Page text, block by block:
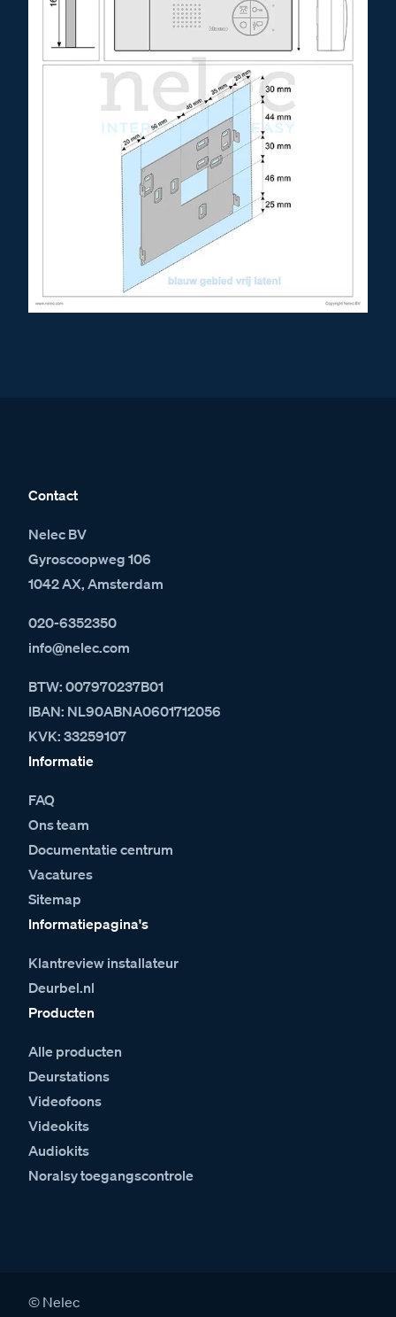
Contact
Nelec BV
Gyroscoopweg 106
1042 AX, Amsterdam
020-6352350
info@nelec.com
BTW: 007970237B01
IBAN: NL90ABNA0601712056
KVK: 33259107
Informatie
FAQ
Ons team
Documentatie centrum
Vacatures
Sitemap
Informatiepagina's
Klantreview installateur
Deurbel.nl
Producten
Alle producten
Deurstations
Videofoons
Videokits
Audiokits
Noralsy toegangscontrole
© Nelec